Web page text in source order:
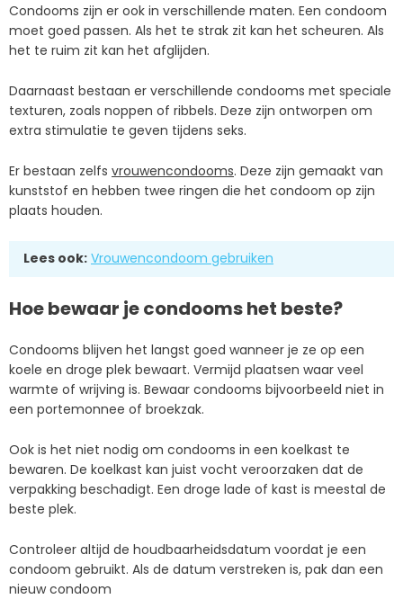
Condooms zijn er ook in verschillende maten. Een condoom
moet goed passen. Als het te strak zit kan het scheuren. Als
het te ruim zit kan het afglijden.
Daarnaast bestaan er verschillende condooms met speciale
texturen, zoals noppen of ribbels. Deze zijn ontworpen om
extra stimulatie te geven tijdens seks.
Er bestaan zelfs vrouwencondooms. Deze zijn gemaakt van
kunststof en hebben twee ringen die het condoom op zijn
plaats houden.
Lees ook: Vrouwencondoom gebruiken
Hoe bewaar je condooms het beste?
Condooms blijven het langst goed wanneer je ze op een
koele en droge plek bewaart. Vermijd plaatsen waar veel
warmte of wrijving is. Bewaar condooms bijvoorbeeld niet in
een portemonnee of broekzak.
Ook is het niet nodig om condooms in een koelkast te
bewaren. De koelkast kan juist vocht veroorzaken dat de
verpakking beschadigt. Een droge lade of kast is meestal de
beste plek.
Controleer altijd de houdbaarheidsdatum voordat je een
condoom gebruikt. Als de datum verstreken is, pak dan een
nieuw condoom